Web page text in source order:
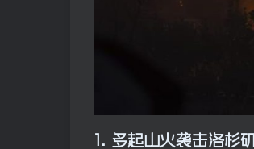
1. 多起山火袭击洛杉